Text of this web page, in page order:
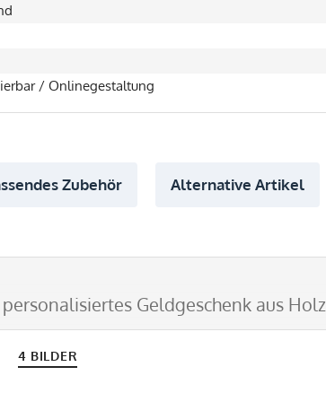
/ Onlinegestaltung
Zubehör Alternative Artikel
Geldgeschenk aus Holz
4 BILDER